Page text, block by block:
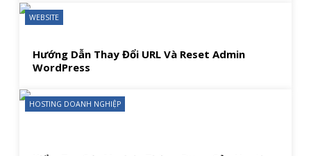
WEBSITE
Hướng Dẫn Thay Đổi URL Và Reset Admin
WordPress
HOSTING DOANH NGHIỆP